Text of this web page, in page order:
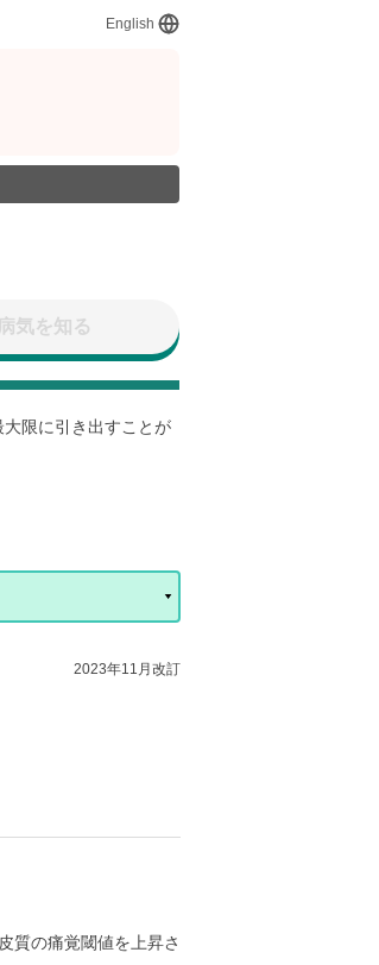
English
気を知る
限に引き出すことが
2023年11月改訂
質の痛覚閾値を上昇さ